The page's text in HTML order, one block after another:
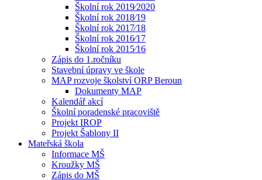
Školní rok 2019⁄2020
Školní rok 2018⁄19
Školní rok 2017⁄18
Školní rok 2016⁄17
Školní rok 2015⁄16
Zápis do 1.ročníku
Stavební úpravy ve škole
MAP rozvoje školství ORP Beroun
Dokumenty MAP
Kalendář akcí
Školní poradenské pracoviště
Projekt IROP
Projekt Šablony II
Mateřská škola
Informace MŠ
Kroužky MŠ
Zápis do MŠ